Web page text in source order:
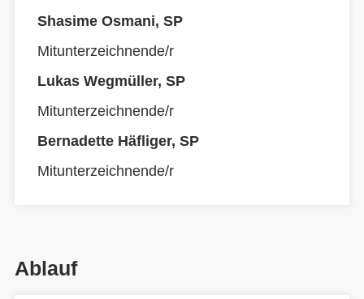
Shasime Osmani, SP
Mitunterzeichnende/r
Lukas Wegmüller, SP
Mitunterzeichnende/r
Bernadette Häfliger, SP
Mitunterzeichnende/r
Ablauf